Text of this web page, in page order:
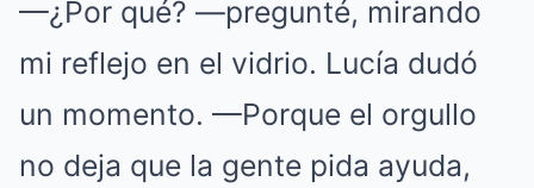
—¿Por qué? —pregunté, mirando
mi reflejo en el vidrio. Lucía dudó
un momento. —Porque el orgullo
no deja que la gente pida ayuda,